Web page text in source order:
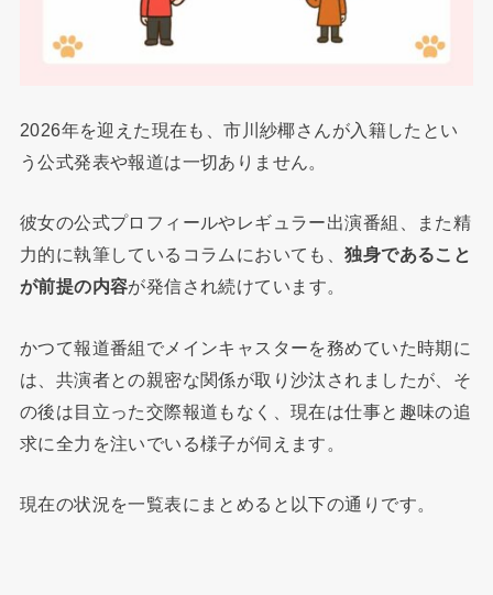
2026年を迎えた現在も、市川紗椰さんが入籍したとい
う公式発表や報道は一切ありません。
彼女の公式プロフィールやレギュラー出演番組、また精
力的に執筆しているコラムにおいても、独身であること
が前提の内容が発信され続けています。
かつて報道番組でメインキャスターを務めていた時期に
は、共演者との親密な関係が取り沙汰されましたが、そ
の後は目立った交際報道もなく、現在は仕事と趣味の追
求に全力を注いでいる様子が伺えます。
現在の状況を一覧表にまとめると以下の通りです。